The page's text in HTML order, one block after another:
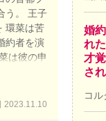
う。 王子
環菜は苦
約者を演
は彼の申
2023.11.10
婚
れ
才
さ
コル